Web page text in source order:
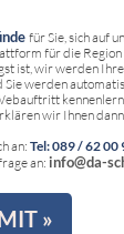
für Sie, sich auf
für die
ist, wir werden
Sie werden
wir Ihnen
an: Tel: 089 / 62 00
an: info@da-
»